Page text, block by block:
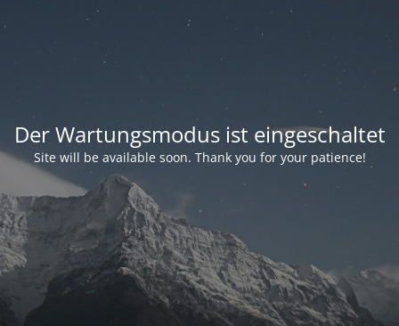
Der Wartungsmodus ist eingeschaltet
Site will be available soon. Thank you for your patience!